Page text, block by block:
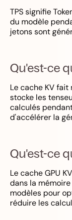
TPS signifie
du modèle
jetons sont
Qu'est-ce
Le cache KV
stocke les
calculés
d'accélérer la
Qu'est-ce
Le cache GPU
dans la
modèles pour
réduire les